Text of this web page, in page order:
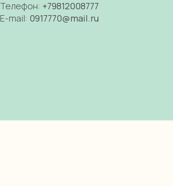
Телефон: +79812008777
E-mail: 0917770@mail.ru